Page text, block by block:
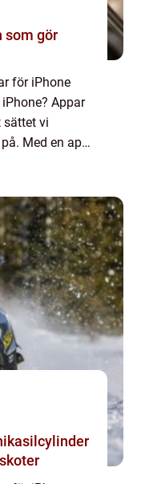
för iPhone
Appar
sättet vi
Med en app